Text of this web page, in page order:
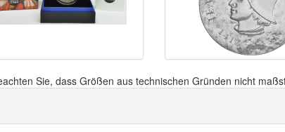
Sie, dass Größen aus technischen Gründen nicht